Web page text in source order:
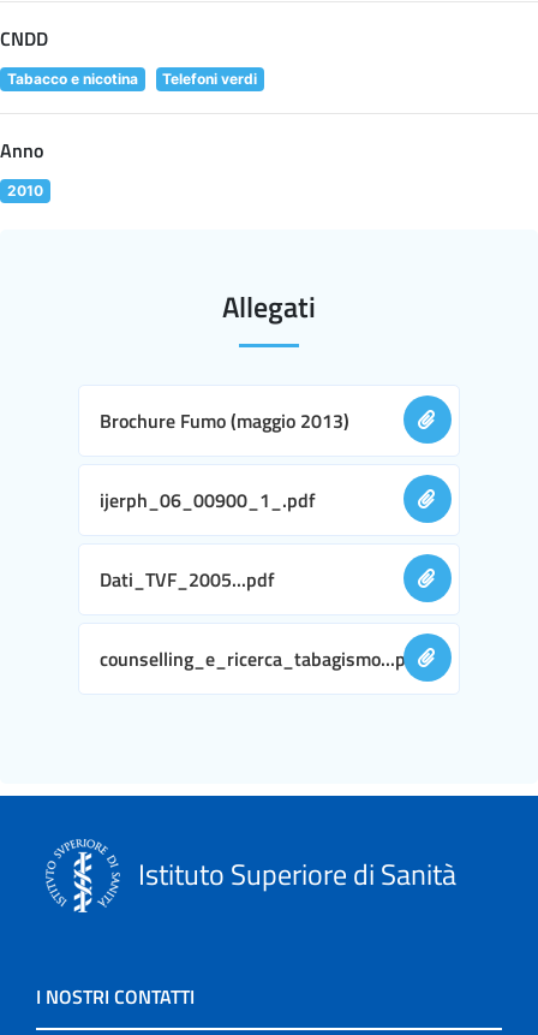
CNDD
Tabacco e nicotina Telefoni verdi
Anno
2010
Allegati
Brochure Fumo (maggio 2013)
ijerph_06_00900_1_.pdf
Dati_TVF_2005...pdf
counselling_e_ricerca_tabagismo...pdf
Istituto Superiore di Sanità
I NOSTRI CONTATTI